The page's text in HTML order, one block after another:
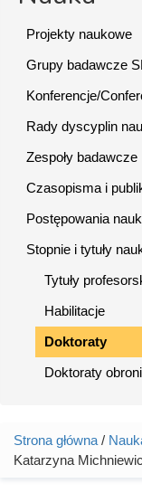
Projekty naukowe
Grupy badawcze
Konferencje/
Rady dyscyplin
Zespoły badawcze
Czasopisma i
Postępowania
Stopnie i tytuły
Tytuły
Habilitacje
Doktoraty
Doktoraty
Jesteś tutaj
Strona główna /
Katarzyna